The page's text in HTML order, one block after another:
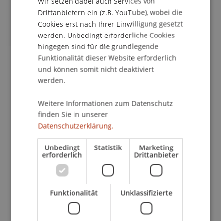
umfangreiches Vortragsprogramm mit
Präsentationen der Aussteller und
Expertenvorträgen zu allen Themen, die dich vor
der Master-Wahl beschäftigen.
Wir von der Universität Liechtenstein sind auch
dabei! Im Gespräch mit uns kannst du dich über
unsere Master Programme in Entrepreneurship,
Finance und Wirtschaftsinformatik informieren.
Unsere Studenten und Studiengangsmanager vor
Ort beraten Dich zu allen Fragen rund um das
Studium an der Uni Liechtenstein. Von der
Anmeldung bis zum Abschluss und Deinen
Möglichkeiten danach. Du bekommst
Informationen zum Studium, den
Vertiefungsrichtungen, Praktika und
Drittanbietern ein (z.B. YouTube), wobei die
Cookies erst nach Ihrer Einwilligung gesetzt
werden. Unbedingt erforderliche Cookies
hingegen sind für die grundlegende
Funktionalität dieser Website erforderlich
und können somit nicht deaktiviert
werden.
Weitere Informationen zum Datenschutz
finden Sie in unserer
Datenschutzerklärung.
Unbedingt
erforderlich
Statistik Marketing
Drittanbieter
Funktionalität Unklassifizierte